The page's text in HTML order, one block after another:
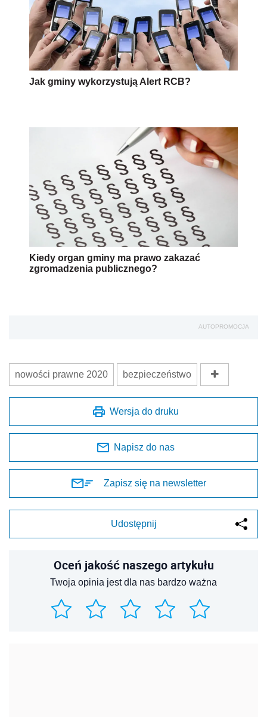
Jak gminy wykorzystują Alert RCB?
Kiedy organ gminy ma prawo zakazać
zgromadzenia publicznego?
AUTOPROMOCJA
nowości prawne 2020 bezpieczeństwo
Wersja do druku
Napisz do nas
Zapisz się na newsletter
Udostępnij
Oceń jakość naszego artykułu
Twoja opinia jest dla nas bardzo ważna